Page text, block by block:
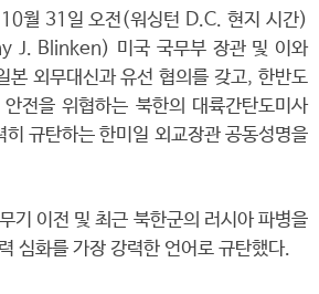
월 31일 오전(워싱턴 D.C. 현지 시간)
J. Blinken) 미국 국무부 장관 및 이와
외무대신과 유선 협의를 갖고, 한반도
전을 위협하는 북한의 대륙간탄도미사
규탄하는 한미일 외교장관 공동성명을
기 이전 및 최근 북한군의 러시아 파병을
심화를 가장 강력한 언어로 규탄했다.